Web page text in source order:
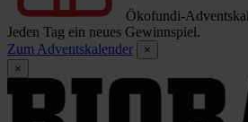
Ökofundi-
Jeden Tag ein neues Gewinnspiel.
Zum Adventskalender
×
×